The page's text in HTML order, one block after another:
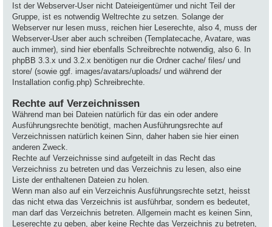
Ist der Webserver-User nicht Dateieigentümer und nicht Teil der
Gruppe, ist es notwendig Weltrechte zu setzen. Solange der
Webserver nur lesen muss, reichen hier Leserechte, also 4, muss der
Webserver-User aber auch schreiben (Templatecache, Avatare, was
auch immer), sind hier ebenfalls Schreibrechte notwendig, also 6. In
phpBB 3.3.x und 3.2.x benötigen nur die Ordner cache/ files/ und
store/ (sowie ggf. images/avatars/uploads/ und während der
Installation config.php) Schreibrechte.
Rechte auf Verzeichnissen
Während man bei Dateien natürlich für das ein oder andere
Ausführungsrechte benötigt, machen Ausführungsrechte auf
Verzeichnissen natürlich keinen Sinn, daher haben sie hier einen
anderen Zweck.
Rechte auf Verzeichnisse sind aufgeteilt in das Recht das
Verzeichniss zu betreten und das Verzeichnis zu lesen, also eine
Liste der enthaltenen Dateien zu holen.
Wenn man also auf ein Verzeichnis Ausführungsrechte setzt, heisst
das nicht etwa das Verzeichnis ist ausführbar, sondern es bedeutet,
man darf das Verzeichnis betreten. Allgemein macht es keinen Sinn,
Leserechte zu geben, aber keine Rechte das Verzeichnis zu betreten,